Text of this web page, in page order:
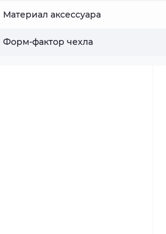
Материал аксессуара
Форм-фактор чехла